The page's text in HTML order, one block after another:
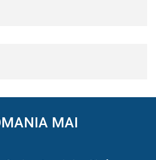
MAI